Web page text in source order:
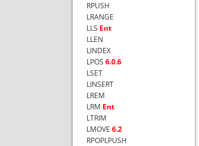
RPUSH
LRANGE
LLS Ent
LLEN
LINDEX
LPOS 6.0.6
LSET
LINSERT
LREM
LRM Ent
LTRIM
LMOVE 6.2
RPOPLPUSH